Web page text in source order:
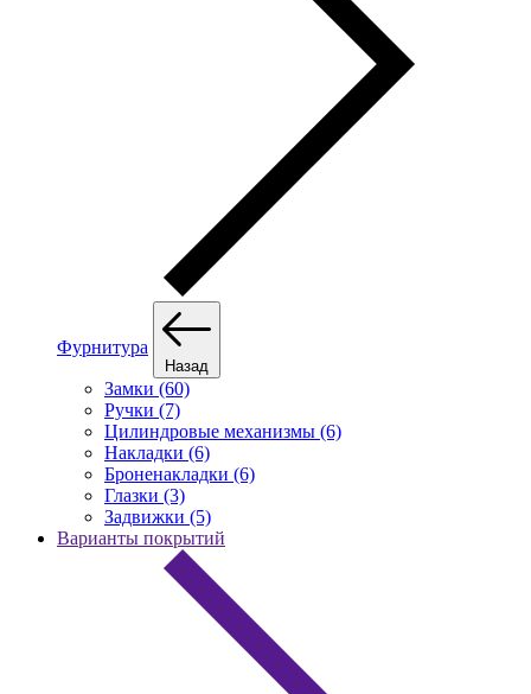
Фурнитура
Назад
Замки (60)
Ручки (7)
Цилиндровые механизмы (6)
Накладки (6)
Броненакладки (6)
Глазки (3)
Задвижки (5)
Варианты покрытий